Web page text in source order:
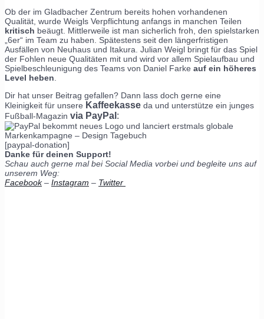
Ob der im Gladbacher Zentrum bereits hohen vorhandenen
Qualität, wurde Weigls Verpflichtung anfangs in manchen Teilen
kritisch beäugt. Mittlerweile ist man sicherlich froh, den spielstarken
„6er“ im Team zu haben. Spätestens seit den längerfristigen
Ausfällen von Neuhaus und Itakura. Julian Weigl bringt für das Spiel
der Fohlen neue Qualitäten mit und wird vor allem Spielaufbau und
Spielbeschleunigung des Teams von Daniel Farke auf ein höheres
Level heben.
Dir hat unser Beitrag gefallen? Dann lass doch gerne eine
Kleinigkeit für unsere Kaffeekasse da und unterstütze ein junges
Fußball-Magazin via PayPal :
[paypal-donation]
Danke für deinen Support!
Schau auch gerne mal bei Social Media vorbei und begleite uns auf
unserem Weg:
Facebook– Instagram – Twitter